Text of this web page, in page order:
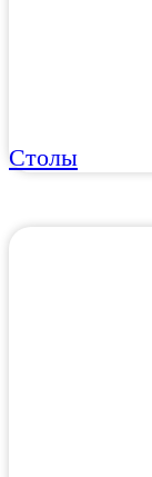
Столы